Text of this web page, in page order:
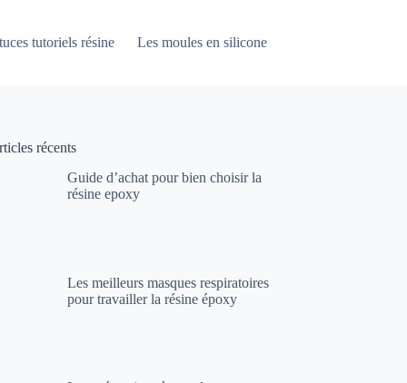
tutoriels résine Les moules en silicone
récents
Guide d’achat pour bien choisir la
résine epoxy
Les meilleurs masques respiratoires
pour travailler la résine époxy